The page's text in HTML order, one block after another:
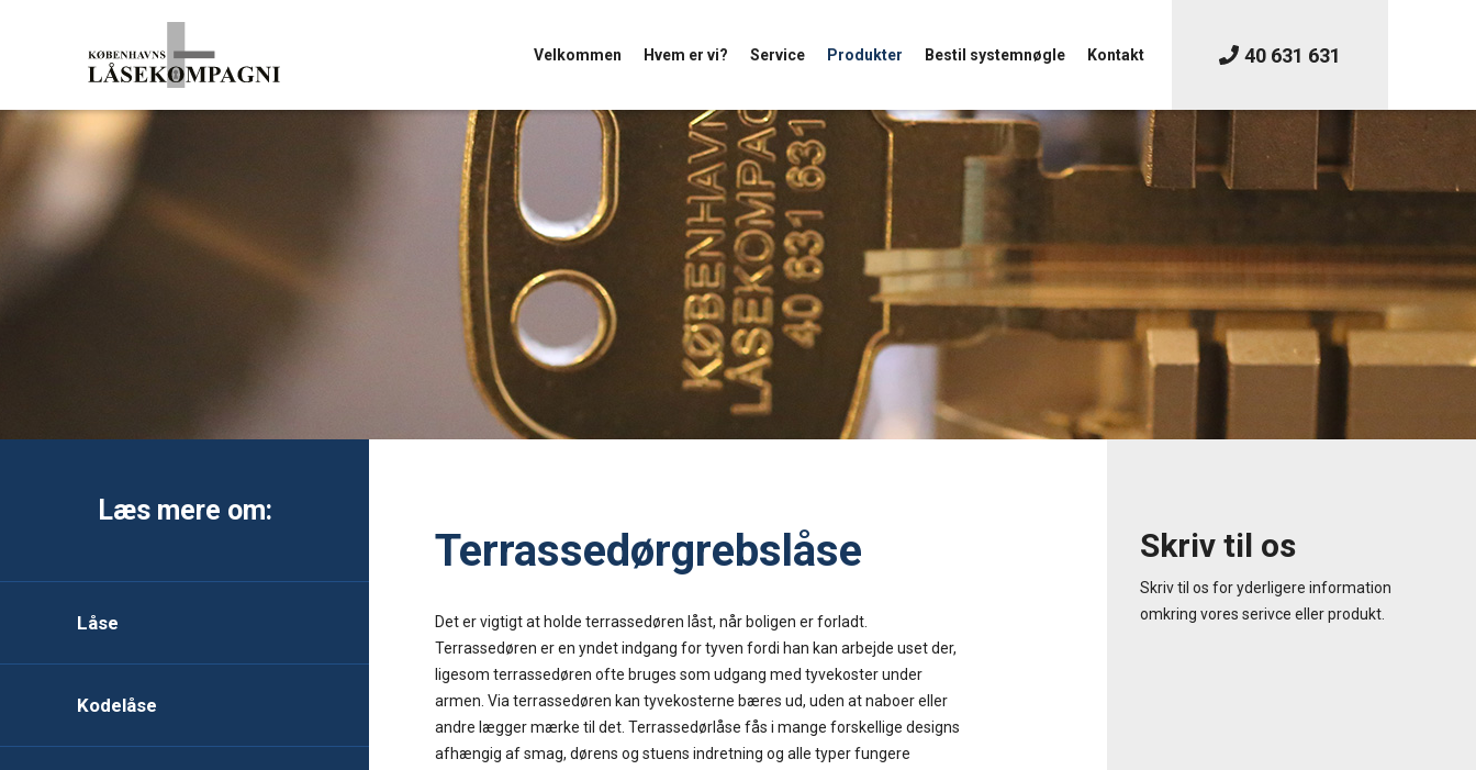
Velkommen Hvem er vi? Service Produkter Bestil systemnøgle Kontakt 40 631 631
Læs mere om:
Låse
Kodelåse
Terrassedørgrebslåse
Det er vigtigt at holde terrassedøren låst, når boligen er forladt.
Terrassedøren er en yndet indgang for tyven fordi han kan arbejde uset der,
ligesom terrassedøren ofte bruges som udgang med tyvekoster under
armen. Via terrassedøren kan tyvekosterne bæres ud, uden at naboer eller
andre lægger mærke til det. Terrassedørlåse fås i mange forskellige designs
afhængig af smag, dørens og stuens indretning og alle typer fungere
Skriv til os
Skriv til os for yderligere information
omkring vores serivce eller produkt.